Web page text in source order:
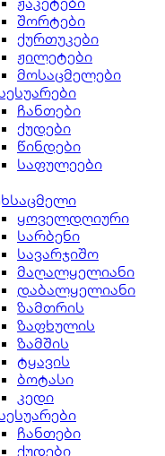
შორტები
ქურთუკები
ჟილეტები
მოსაცმელები
ჩანთები
ქუდები
წინდები
საფულეები
ყოველდღიური
სარბენი
სავარჯიშო
მაღალყელიანი
დაბალყელიანი
ზამთრის
ზაფხულის
ზამშის
ტყავის
ბოტასი
კედი
ჩანთები
ქუდები